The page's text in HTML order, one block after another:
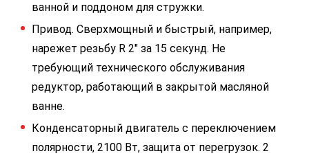
ванной и поддоном для стружки.
Привод. Сверхмощный и быстрый, например,
нарежет резьбу R 2" за 15 секунд. Не
требующий технического обслуживания
редуктор, работающий в закрытой масляной
ванне.
Конденсаторный двигатель с переключением
полярности, 2100 Вт, защита от перегрузок. 2